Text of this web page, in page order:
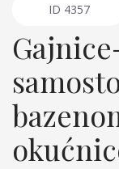
ID 4357